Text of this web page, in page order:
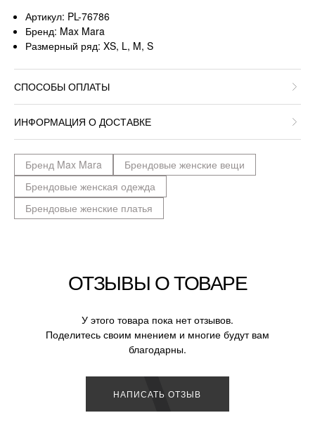
Артикул: PL-76786
Бренд: Max Mara
Размерный ряд: XS, L, M, S
СПОСОБЫ ОПЛАТЫ
ИНФОРМАЦИЯ О ДОСТАВКЕ
Бренд Max Mara
Брендовые женские вещи
Брендовые женская одежда
Брендовые женские платья
ОТЗЫВЫ О ТОВАРЕ
У этого товара пока нет отзывов.
Поделитесь своим мнением и многие будут вам
благодарны.
НАПИСАТЬ ОТЗЫВ